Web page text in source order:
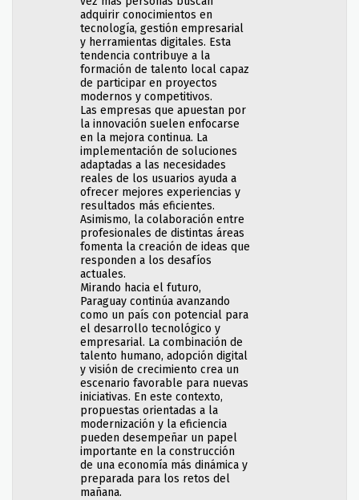
adquirir conocimientos en
tecnología, gestión empresarial
y herramientas digitales. Esta
tendencia contribuye a la
formación de talento local capaz
de participar en proyectos
modernos y competitivos.
Las empresas que apuestan por
la innovación suelen enfocarse
en la mejora continua. La
implementación de soluciones
adaptadas a las necesidades
reales de los usuarios ayuda a
ofrecer mejores experiencias y
resultados más eficientes.
Asimismo, la colaboración entre
profesionales de distintas áreas
fomenta la creación de ideas que
responden a los desafíos
actuales.
Mirando hacia el futuro,
Paraguay continúa avanzando
como un país con potencial para
el desarrollo tecnológico y
empresarial. La combinación de
talento humano, adopción digital
y visión de crecimiento crea un
escenario favorable para nuevas
iniciativas. En este contexto,
propuestas orientadas a la
modernización y la eficiencia
pueden desempeñar un papel
importante en la construcción
de una economía más dinámica y
preparada para los retos del
mañana.